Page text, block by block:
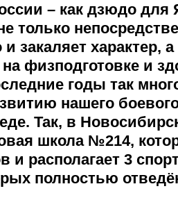
– как дзюдо для
только
и закаляет характер,
физподготовке и
годы так
нашего
Так, в
школа №214,
и располагает 3
полностью